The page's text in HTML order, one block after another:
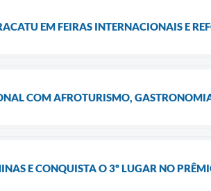
EM FEIRAS INTERNACIONAIS E
COM AFROTURISMO,
E CONQUISTA O 3º LUGAR NO